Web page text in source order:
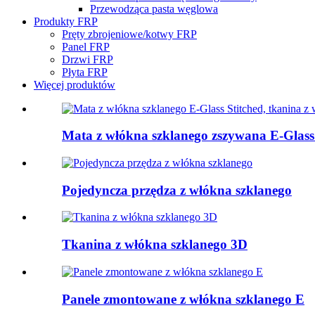
Przewodząca pasta węglowa
Produkty FRP
Pręty zbrojeniowe/kotwy FRP
Panel FRP
Drzwi FRP
Płyta FRP
Więcej produktów
Mata z włókna szklanego zszywana E-
Pojedyncza przędza z włókna szklanego
Tkanina z włókna szklanego 3D
Panele zmontowane z włókna szklanego E